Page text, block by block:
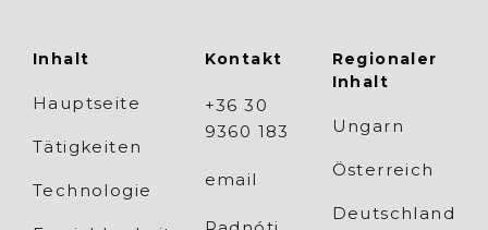
Inhalt
Hauptseite
Tätigkeiten
Technologie
Kontakt
+36 30
9360 183
email
Regionaler
Inhalt
Ungarn
Österreich
Deutschland